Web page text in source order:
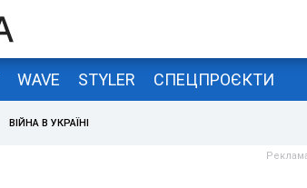
WAVE STYLER СПЕЦПРОЄКТИ
ВІЙНА В УКРАЇНІ